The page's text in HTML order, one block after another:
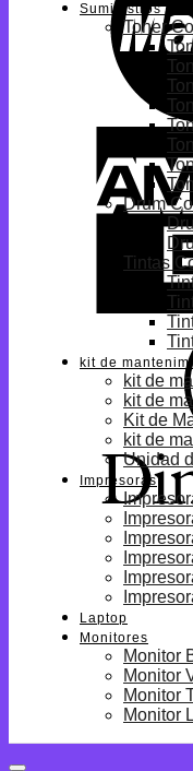
Suministros
Toner
Drum
Tintas
kit de
kit de
kit de
Kit de
kit de
Unidad
Impresoras
Laptop
Monitores
Monitor
Monitor
Monitor
Monitor